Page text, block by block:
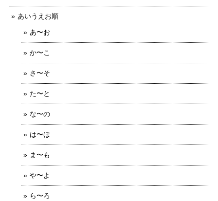
あいうえお順
あ〜お
か〜こ
さ〜そ
た〜と
な〜の
は〜ほ
ま〜も
や〜よ
ら〜ろ